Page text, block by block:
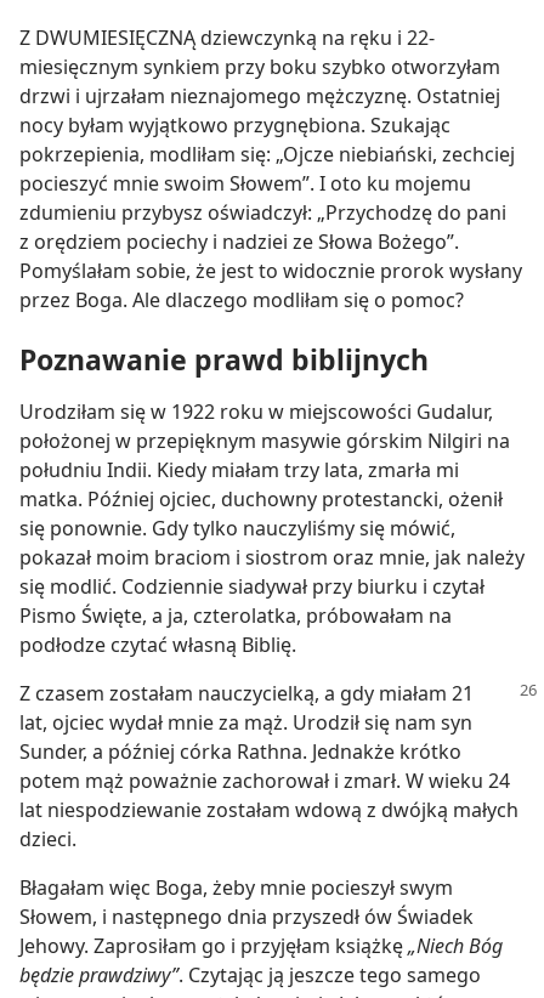
Z DWUMIESIĘCZNĄ dziewczynką na ręku i 22-
miesięcznym synkiem przy boku szybko otworzyłam
drzwi i ujrzałam nieznajomego mężczyznę. Ostatniej
nocy byłam wyjątkowo przygnębiona. Szukając
pokrzepienia, modliłam się: „Ojcze niebiański, zechciej
pocieszyć mnie swoim Słowem”. I oto ku mojemu
zdumieniu przybysz oświadczył: „Przychodzę do pani
z orędziem pociechy i nadziei ze Słowa Bożego”.
Pomyślałam sobie, że jest to widocznie prorok wysłany
przez Boga. Ale dlaczego modliłam się o pomoc?
Poznawanie prawd biblijnych
Urodziłam się w 1922 roku w miejscowości Gudalur,
położonej w przepięknym masywie górskim Nilgiri na
południu Indii. Kiedy miałam trzy lata, zmarła mi
matka. Później ojciec, duchowny protestancki, ożenił
się ponownie. Gdy tylko nauczyliśmy się mówić,
pokazał moim braciom i siostrom oraz mnie, jak należy
się modlić. Codziennie siadywał przy biurku i czytał
Pismo Święte, a ja, czterolatka, próbowałam na
podłodze czytać własną Biblię.
Z czasem zostałam nauczycielką, a gdy miałam 21
lat, ojciec wydał mnie za mąż. Urodził się nam syn
Sunder, a później córka Rathna. Jednakże krótko
potem mąż poważnie zachorował i zmarł. W wieku 24
lat niespodziewanie zostałam wdową z dwójką małych
dzieci.
Błagałam więc Boga, żeby mnie pocieszył swym
Słowem, i następnego dnia przyszedł ów Świadek
Jehowy. Zaprosiłam go i przyjęłam książkę„Niech Bóg
będzie prawdziwy”. Czytając ją jeszcze tego samego